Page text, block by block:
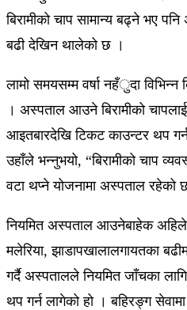
बिरामीको चाप सामान्य बढ्ने भए
बढी देखिन थालेको छ ।
लामो समयसम्म वर्षा नहँुदा विभिन्न
। अस्पताल आउने बिरामीको
आइतबारदेखि टिकट काउन्टर थप
उहाँले भन्नुभयो, “बिरामीको चाप
वटा थप्ने योजनामा अस्पताल रहेको
नियमित अस्पताल आउनेबाहेक
मलेरिया, झाडापखालालगायतका
गर्दै अस्पतालले नियमित जाँचका
थप गर्न लागेको हो । बहिरङ्ग